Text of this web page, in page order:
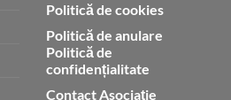
Politică de cookies
Politică de anulare
Politică de
confidențialitate
Contact Asociație